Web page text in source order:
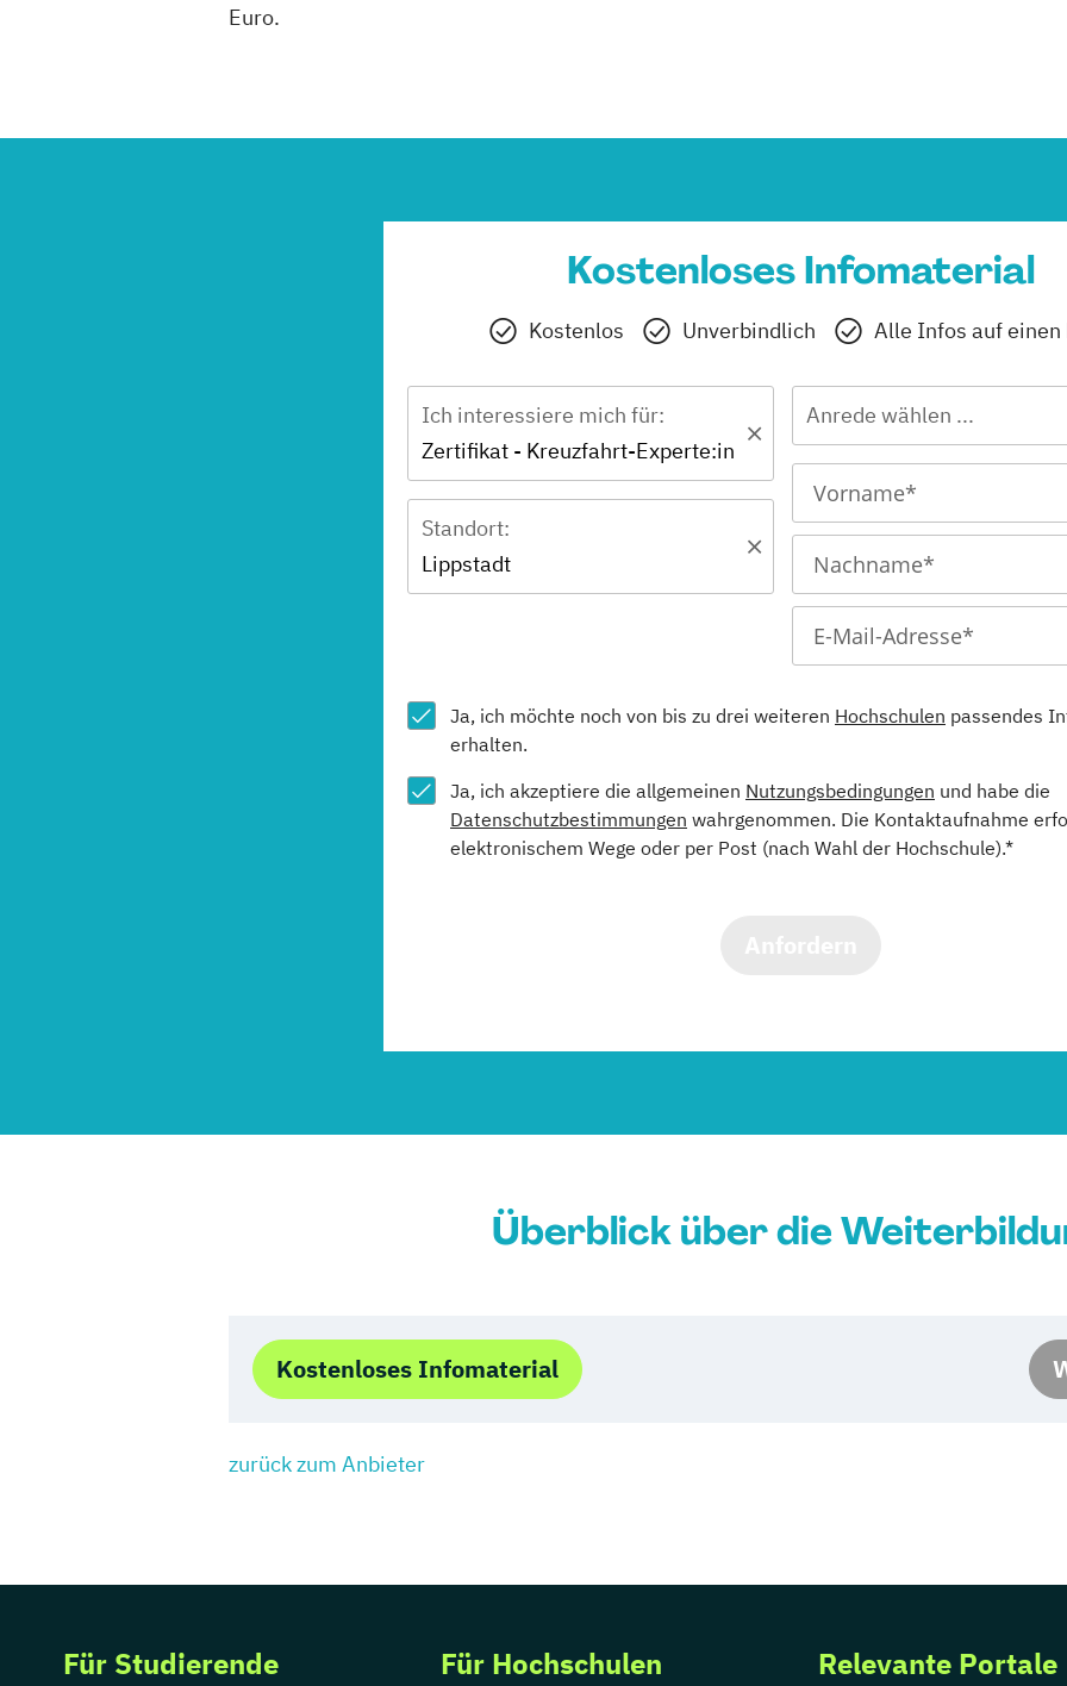
Euro.
Kostenloses Infomaterial
Kostenlos Unverbindlich Alle Infos auf einen
Ich interessiere mich für:
Zertifikat - Kreuzfahrt-Experte:in
Standort:
Lippstadt
Anrede wählen ...
Ja, ich möchte noch von bis zu drei weiteren Hochschulen passendes
erhalten.
Ja, ich akzeptiere die allgemeinen Nutzungsbedingungen und habe die
Datenschutzbestimmungen wahrgenommen. Die Kontaktaufnahme
elektronischem Wege oder per Post (nach Wahl der Hochschule).*
Überblick über die
Kostenloses Infomaterial
zurück zum Anbieter
Für Studierende Für Hochschulen Relevante Portale